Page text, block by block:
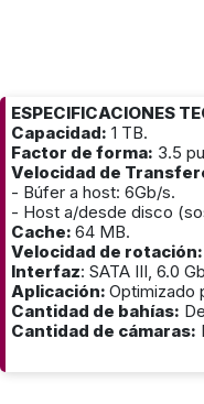
ESPECIFICACIONES
Capacidad: 1 TB.
Factor de forma: 3.5
Velocidad de
- Búfer a host: 6Gb/s.
- Host a/desde disco
Cache: 64 MB.
Velocidad de rotación:
Interfaz: SATA III, 6.0
Aplicación: Optimizado
Cantidad de bahías:
Cantidad de cámaras: